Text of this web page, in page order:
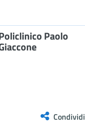
Paolo
Condividi